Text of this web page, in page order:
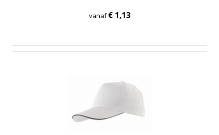
vanaf€ 1,13